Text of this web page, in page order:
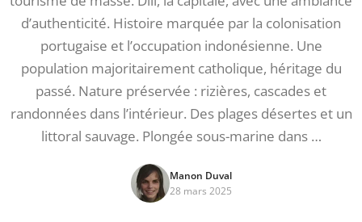
d’authenticité. Histoire marquée par la colonisation
portugaise et l’occupation indonésienne. Une
population majoritairement catholique, héritage du
passé. Nature préservée : rizières, cascades et
randonnées dans l’intérieur. Des plages désertes et un
littoral sauvage. Plongée sous-marine dans …
Manon Duval
28 mars 2025